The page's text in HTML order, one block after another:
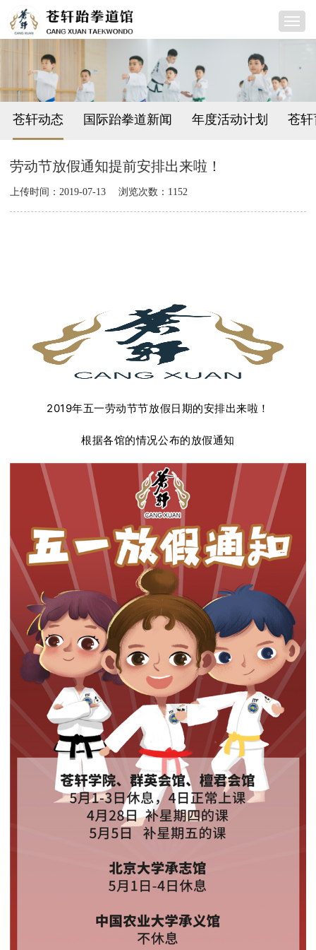
苍轩动态 国际跆拳道新闻 年度活动计划 苍轩
劳动节放假通知提前安排出来啦！
上传时间：2019-07-13 浏览次数：1152
2019年五一劳动节节放假日期的安排出来啦！
根据各馆的情况公布的放假通知